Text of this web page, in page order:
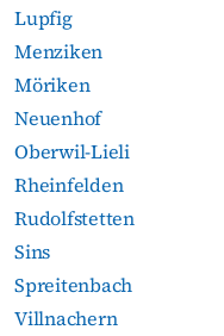
Lupfig
Menziken
Möriken
Neuenhof
Oberwil-Lieli
Rheinfelden
Rudolfstetten
Sins
Spreitenbach
Villnachern